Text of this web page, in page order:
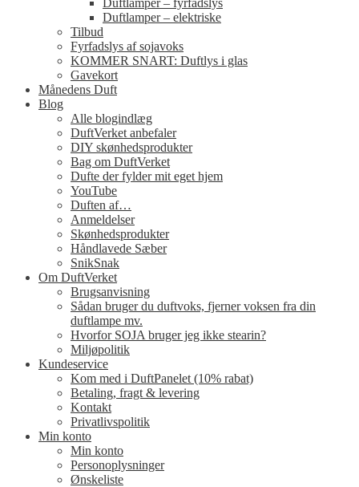
Duftlamper – fyrfadslys
Duftlamper – elektriske
Tilbud
Fyrfadslys af sojavoks
KOMMER SNART: Duftlys i glas
Gavekort
Månedens Duft
Blog
Alle blogindlæg
DuftVerket anbefaler
DIY skønhedsprodukter
Bag om DuftVerket
Dufte der fylder mit eget hjem
YouTube
Duften af…
Anmeldelser
Skønhedsprodukter
Håndlavede Sæber
SnikSnak
Om DuftVerket
Brugsanvisning
Sådan bruger du duftvoks, fjerner voksen fra din
duftlampe mv.
Hvorfor SOJA bruger jeg ikke stearin?
Miljøpolitik
Kundeservice
Kom med i DuftPanelet (10% rabat)
Betaling, fragt & levering
Kontakt
Privatlivspolitik
Min konto
Min konto
Personoplysninger
Ønskeliste